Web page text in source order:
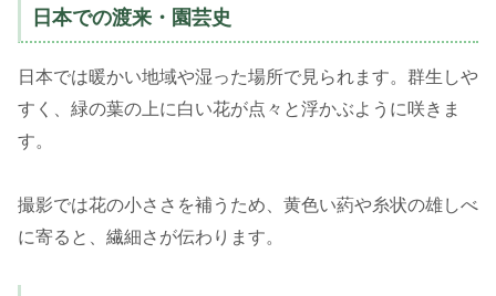
日本での渡来・園芸史
日本では暖かい地域や湿った場所で見られます。群生しや
すく、緑の葉の上に白い花が点々と浮かぶように咲きま
す。
撮影では花の小ささを補うため、黄色い葯や糸状の雄しべ
に寄ると、繊細さが伝わります。